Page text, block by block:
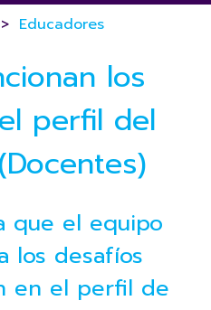
Educadores
los
perfil del
que el equipo
los desafíos
en el perfil de